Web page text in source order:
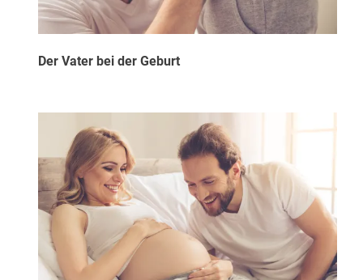
Der Vater bei der Geburt